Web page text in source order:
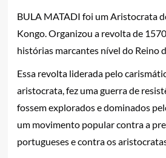
BULA MATADI foi um Aristocrata
Kongo. Organizou a revolta de
histórias marcantes nível do Reino
Essa revolta liderada pelo
aristocrata, fez uma guerra de
fossem explorados e dominados
um movimento popular contra a
portugueses e contra os